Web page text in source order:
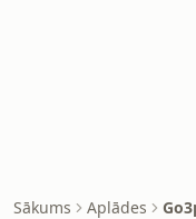
Sākums Aplādes